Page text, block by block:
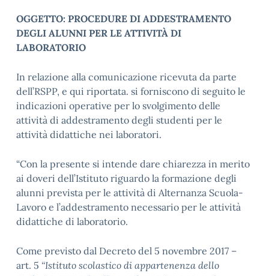
OGGETTO: PROCEDURE DI ADDESTRAMENTO
DEGLI ALUNNI PER LE ATTIVITÀ DI
LABORATORIO
In relazione alla comunicazione ricevuta da parte
dell’RSPP, e qui riportata. si forniscono di seguito le
indicazioni operative per lo svolgimento delle
attività di addestramento degli studenti per le
attività didattiche nei laboratori.
“Con la presente si intende dare chiarezza in merito
ai doveri dell’Istituto riguardo la formazione degli
alunni prevista per le attività di Alternanza Scuola-
Lavoro e l’addestramento necessario per le attività
didattiche di laboratorio.
Come previsto dal Decreto del 5 novembre 2017 –
art. 5 “Istituto scolastico di appartenenza dello